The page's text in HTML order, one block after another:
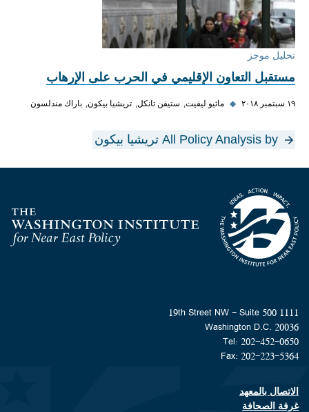
تحليل موجز
مستقبل التعاون الإقليمي في الحرب على الإرهاب
١٩ سبتمبر ٢٠١٨ ◆ ماثيو ليفيت ستيفن تانكل تريشيا بيكون باراك مندلسون
All Policy Analysis by تريشيا بيكون
Homepage
1111 19th Street NW - Suite 500
Washington D.C. 20036
Tel: 202-452-0650
Fax: 202-223-5364
Footer contact links
الاتصال بالمعهد
غرفة الصحافة